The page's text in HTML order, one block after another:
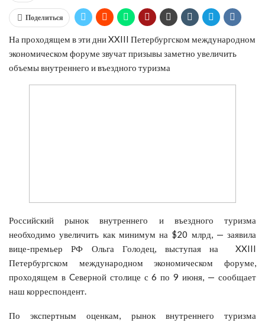
Поделиться
На проходящем в эти дни XXIII Петербургском международном
экономическом форуме звучат призывы заметно увеличить
объемы внутреннего и въездного туризма
Российский рынок внутреннего и въездного туризма
необходимо увеличить как минимум на $20 млрд, — заявила
вице-премьер РФ Ольга Голодец, выступая на XXIII
Петербургском международном экономическом форуме,
проходящем в Cеверной столице с 6 по 9 июня, — сообщает
наш корреспондент.
По экспертным оценкам, рынок внутреннего туризма